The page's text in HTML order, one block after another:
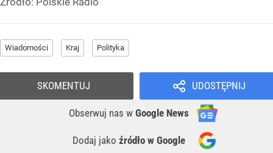
Wiadomości Kraj Polityka
UDOSTĘPNIJ
Obserwuj nas w Google News
Dodaj jako źródło w Google
SKOMENTUJ